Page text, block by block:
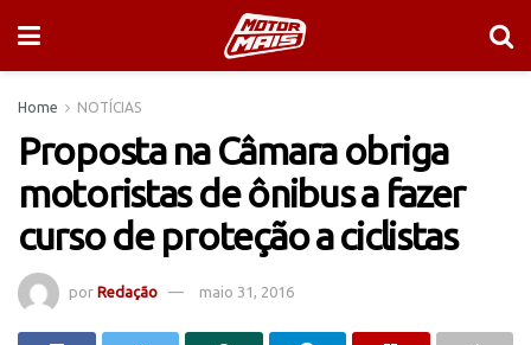
Home NOTÍCIAS
Proposta na Câmara obriga
motoristas de ônibus a fazer
curso de proteção a ciclistas
por Redação maio 31, 2016